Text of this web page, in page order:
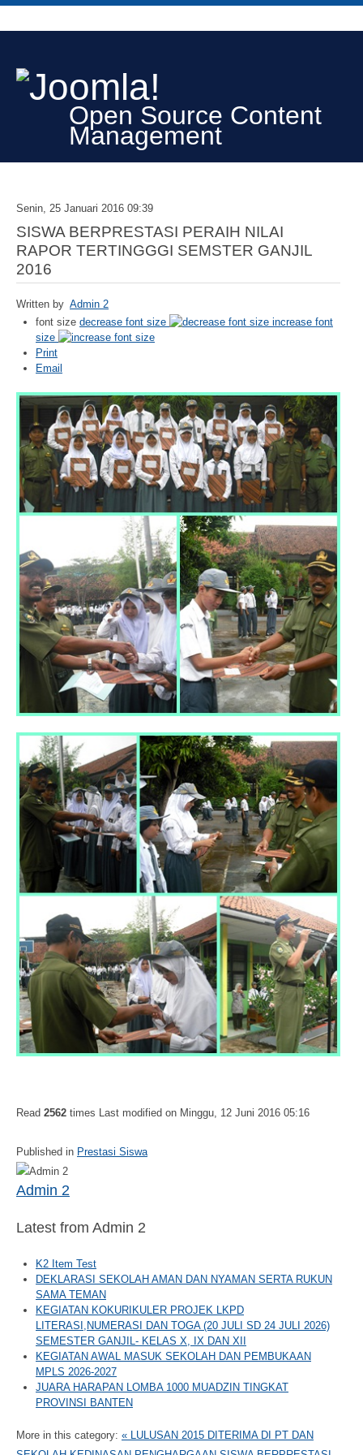
Open Source Content
Management
Senin, 25 Januari 2016 09:39
SISWA BERPRESTASI PERAIH NILAI
RAPOR TERTINGGGI SEMSTER GANJIL
2016
Written by Admin 2
font size decrease font size
increase font
size
Print
Email
Read 2562 times Last modified on Minggu, 12 Juni 2016 05:16
Published in Prestasi Siswa
Admin 2
Latest from Admin 2
K2 Item Test
DEKLARASI SEKOLAH AMAN DAN NYAMAN SERTA RUKUN
SAMA TEMAN
KEGIATAN KOKURIKULER PROJEK LKPD
LITERASI,NUMERASI DAN TOGA (20 JULI SD 24 JULI 2026)
SEMESTER GANJIL- KELAS X, IX DAN XII
KEGIATAN AWAL MASUK SEKOLAH DAN PEMBUKAAN
MPLS 2026-2027
JUARA HARAPAN LOMBA 1000 MUADZIN TINGKAT
PROVINSI BANTEN
More in this category: « LULUSAN 2015 DITERIMA DI PT DAN